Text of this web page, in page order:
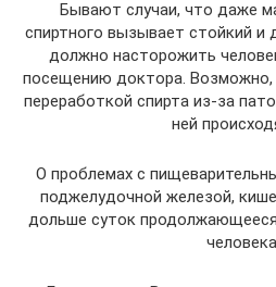
Бывают случаи, что даже
спиртного вызывает стойкий и
должно насторожить
посещению доктора. Возможно,
переработкой спирта из-за
ней
О проблемах с
поджелудочной железой,
дольше суток
человека.